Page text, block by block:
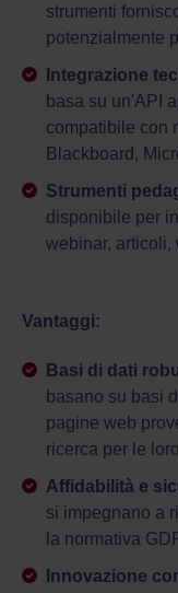
strumenti
potenzialmente
Integrazione
basa su un'API
compatibile con
Blackboard,
Strumenti
disponibile per
webinar, articoli,
Vantaggi:
Basi di dati
basano su basi
pagine web
ricerca per le
Affidabilità e
si impegnano a
la normativa
Innovazione